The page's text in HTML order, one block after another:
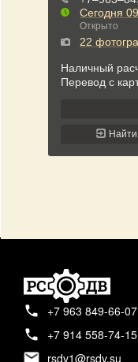
+7 963 849-66-07
+7 914 558-74-15
rsdv1@rsdv.su